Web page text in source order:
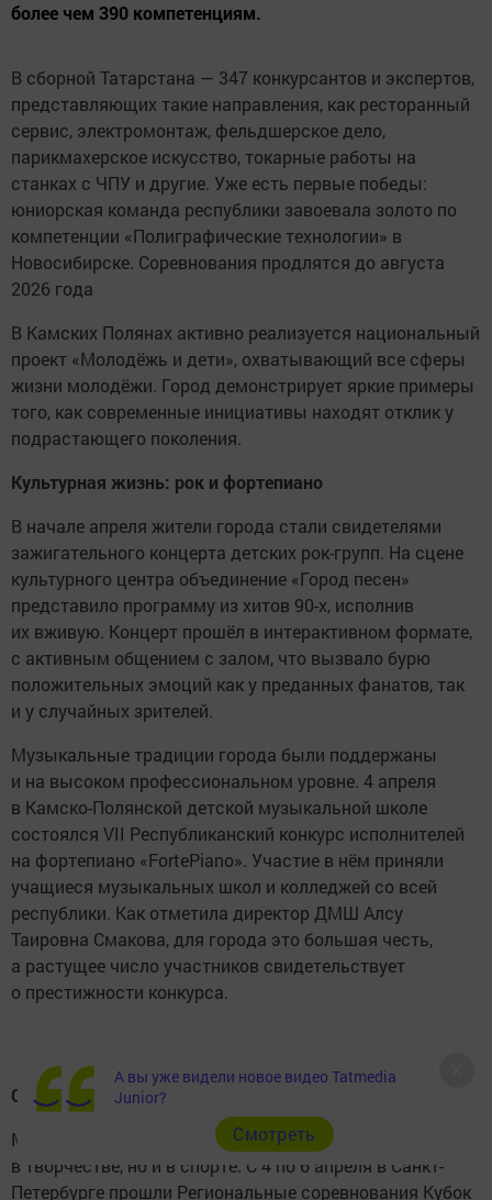
более чем 390 компетенциям.
В сборной Татарстана — 347 конкурсантов и экспертов,
представляющих такие направления, как ресторанный
сервис, электромонтаж, фельдшерское дело,
парикмахерское искусство, токарные работы на
станках с ЧПУ и другие. Уже есть первые победы:
юниорская команда республики завоевала золото по
компетенции «Полиграфические технологии» в
Новосибирске. Соревнования продлятся до августа
2026 года
В Камских Полянах активно реализуется национальный
проект «Молодёжь и дети», охватывающий все сферы
жизни молодёжи. Город демонстрирует яркие примеры
того, как современные инициативы находят отклик у
подрастающего поколения.
Культурная жизнь: рок и фортепиано
В начале апреля жители города стали свидетелями
зажигательного концерта детских рок-групп. На сцене
культурного центра объединение «Город песен»
представило программу из хитов 90-х, исполнив
их вживую. Концерт прошёл в интерактивном формате,
с активным общением с залом, что вызвало бурю
положительных эмоций как у преданных фанатов, так
и у случайных зрителей.
Музыкальные традиции города были поддержаны
и на высоком профессиональном уровне. 4 апреля
в Камско-Полянской детской музыкальной школе
состоялся VII Республиканский конкурс исполнителей
на фортепиано «FortePiano». Участие в нём приняли
учащиеся музыкальных школ и колледжей со всей
республики. Как отметила директор ДМШ Алсу
Таировна Смакова, для города это большая честь,
а растущее число участников свидетельствует
о престижности конкурса.
Спортивные достижения: тхэквондо на высоте
Молодёжь Камских Полян сильна не только
в творчестве, но и в спорте. С 4 по 6 апреля в Санкт-
Петербурге прошли Региональные соревнования Кубок
А вы уже видели новое видео Tatmedia
Junior?
Cмотреть